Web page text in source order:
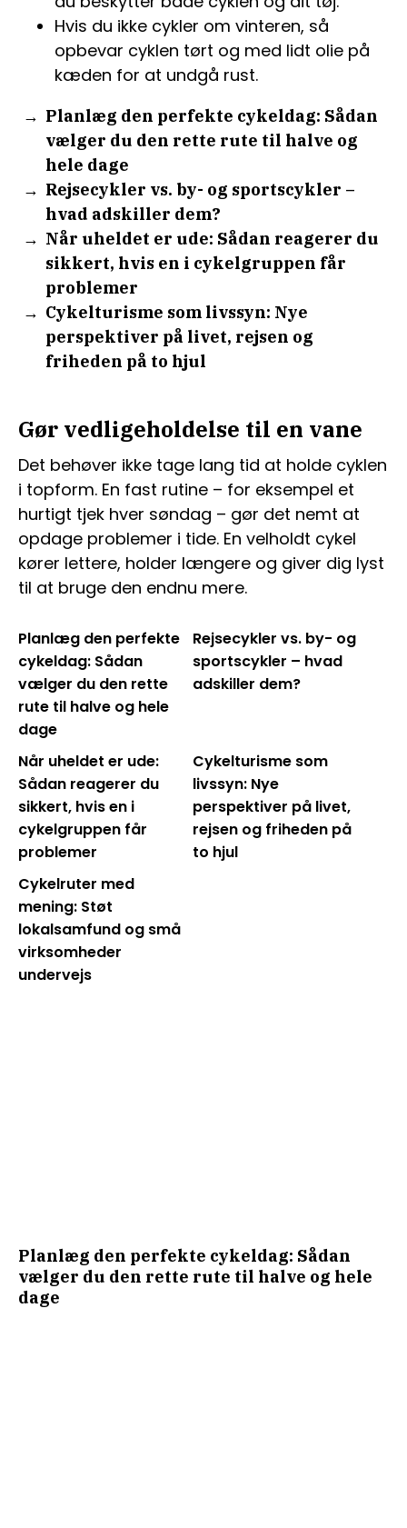
Hvis du ikke cykler om vinteren, så
opbevar cyklen tørt og med lidt olie på
kæden for at undgå rust.
Planlæg den perfekte cykeldag: Sådan
vælger du den rette rute til halve og
hele dage
Rejsecykler vs. by- og sportscykler –
hvad adskiller dem?
Når uheldet er ude: Sådan reagerer du
sikkert, hvis en i cykelgruppen får
problemer
Cykelturisme som livssyn: Nye
perspektiver på livet, rejsen og
friheden på to hjul
Gør vedligeholdelse til en vane
Det behøver ikke tage lang tid at holde cyklen
i topform. En fast rutine – for eksempel et
hurtigt tjek hver søndag – gør det nemt at
opdage problemer i tide. En velholdt cykel
kører lettere, holder længere og giver dig lyst
til at bruge den endnu mere.
Planlæg den perfekte
cykeldag: Sådan
vælger du den rette
rute til halve og hele
dage
Rejsecykler vs. by- og
sportscykler – hvad
adskiller dem?
Når uheldet er ude:
Sådan reagerer du
sikkert, hvis en i
cykelgruppen får
problemer
Cykelturisme som
livssyn: Nye
perspektiver på livet,
rejsen og friheden på
to hjul
Cykelruter med
mening: Støt
lokalsamfund og små
virksomheder
undervejs
Planlæg den perfekte cykeldag: Sådan
vælger du den rette rute til halve og hele
dage